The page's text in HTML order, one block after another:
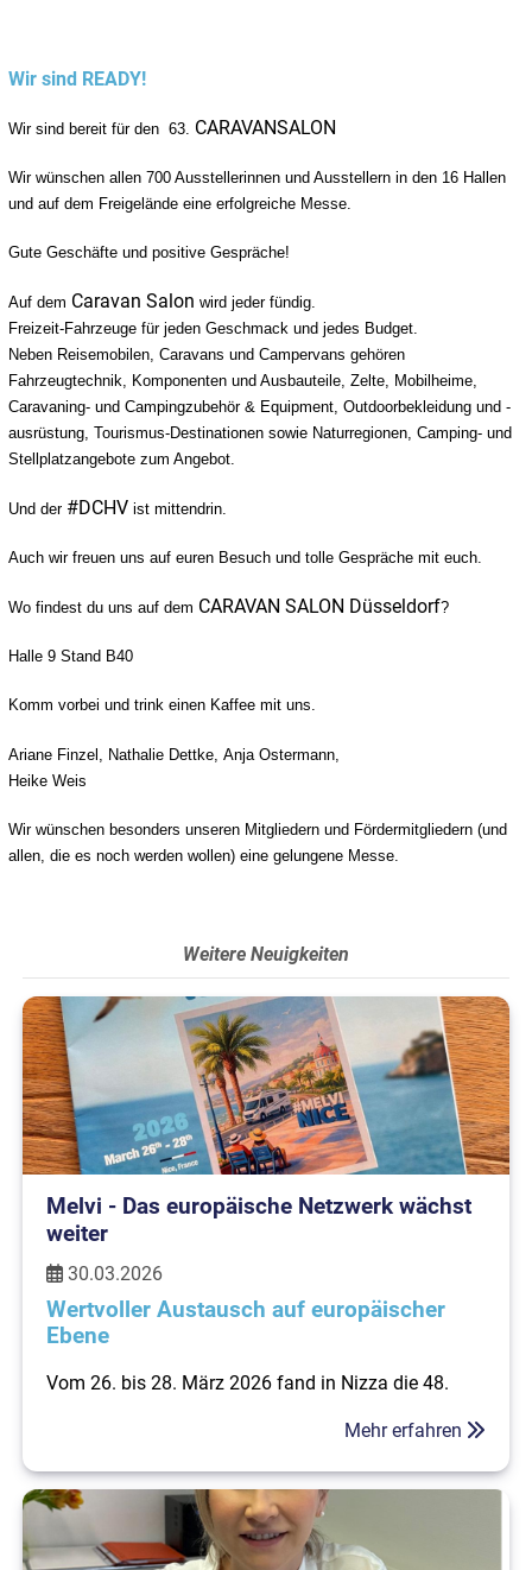
Wir sind READY!
Wir sind bereit für den 63. CARAVANSALON
Wir wünschen allen 700 Ausstellerinnen und Ausstellern in den 16 Hallen
und auf dem Freigelände eine erfolgreiche Messe.
Gute Geschäfte und positive Gespräche!
Auf dem
Hashtag
Caravan Salon wird jeder fündig.
Freizeit-Fahrzeuge für jeden Geschmack und jedes Budget.
Neben Reisemobilen, Caravans und Campervans gehören
Fahrzeugtechnik, Komponenten und Ausbauteile, Zelte, Mobilheime,
Caravaning- und Campingzubehör & Equipment, Outdoorbekleidung und -
ausrüstung, Tourismus-Destinationen sowie Naturregionen, Camping- und
Stellplatzangebote zum Angebot.
Und der #DCHV ist mittendrin.
Auch wir freuen uns auf euren Besuch und tolle Gespräche mit euch.
Wo findest du uns auf dem CARAVAN SALON Düsseldorf?
Halle 9 Stand B40
Komm vorbei und trink einen Kaffee mit uns.
Ariane Finzel Nathalie Dettke Anja Ostermann
Heike Weis
Wir wünschen besonders unseren Mitgliedern und Fördermitgliedern (und
allen, die es noch werden wollen) eine gelungene Messe.
Weitere Neuigkeiten
Melvi - Das europäische Netzwerk wächst
weiter
30.03.2026
Wertvoller Austausch auf europäischer
Ebene
Vom 26. bis 28. März 2026 fand in Nizza die 48.
Treffen der
statt.
Auch in diesem Jahr kamen mehr als 100
Branchenvertreterinnen und -vertreter aus ganz
Europa zusammen - darunter für den DCHV auch
Mehr erfahren